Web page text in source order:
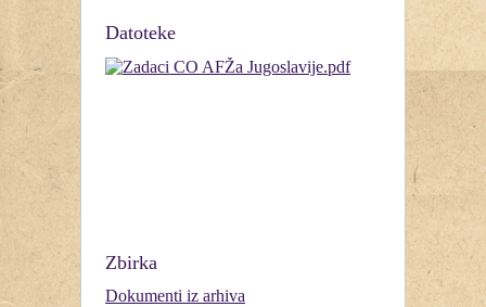
Datoteke
Zbirka
Dokumenti iz arhiva